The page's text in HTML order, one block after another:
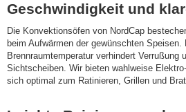
Geschwindigkeit und
Die Konvektionsöfen von NordCap
beim Aufwärmen der gewünschten Speisen.
Brennraumtemperatur verhindert Verrußung
Sichtscheiben. Wir bieten wahlweise
sich optimal zum Ratinieren, Grillen und